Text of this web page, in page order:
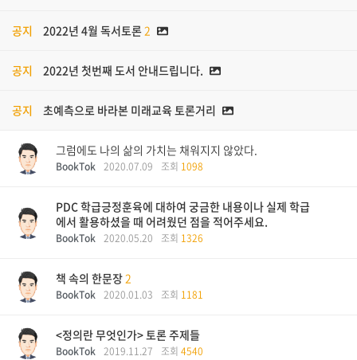
공지 2022년 4월 독서토론2
공지 2022년 첫번째 도서 안내드립니다.
공지 초예측으로 바라본 미래교육 토론거리
그럼에도 나의 삶의 가치는 채워지지 않았다.
BookTok 2020.07.09 조회 1098
PDC 학급긍정훈육에 대하여 궁금한 내용이나 실제 학급
에서 활용하셨을 때 어려웠던 점을 적어주세요.
BookTok 2020.05.20 조회 1326
책 속의 한문장2
BookTok 2020.01.03 조회 1181
<정의란 무엇인가> 토론 주제들
BookTok 2019.11.27 조회 4540